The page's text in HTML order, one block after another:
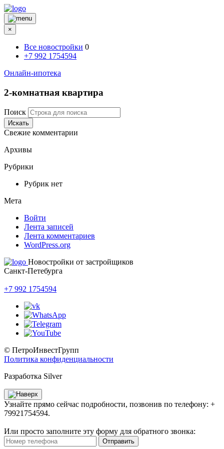
×
Все новостройки 0
+7 992 1754594
Онлайн-ипотека
2-комнатная квартира
Поиск
Искать
Свежие комментарии
Архивы
Рубрики
Рубрик нет
Мета
Войти
Лента записей
Лента комментариев
WordPress.org
Новостройки от застройщиков
Санкт-Петебурга
+7 992 1754594
© ПетроИнвестГрупп
Политика конфиденциальности
Разработка Silver
Узнайте прямо сейчас подробности, позвонив по телефону: +
79921754594.
Или просто заполните эту форму для обратного звонка:
Отправить